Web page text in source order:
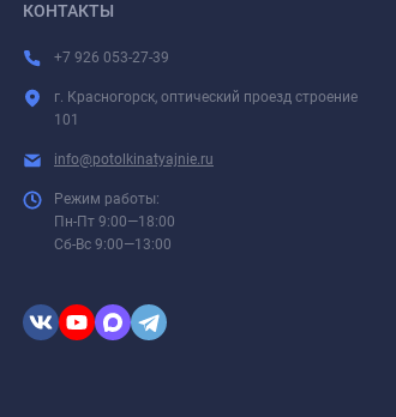
КОНТАКТЫ
+7 926 053-27-39
г. Красногорск, оптический проезд строение
101
info@potolkinatyajnie.ru
Режим работы:
Пн-Пт 9:00—18:00
Сб-Вс 9:00—13:00